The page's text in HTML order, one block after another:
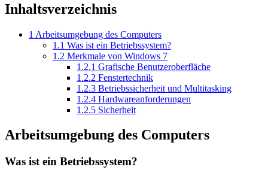
Inhaltsverzeichnis
1 Arbeitsumgebung des Computers
1.1 Was ist ein Betriebssystem?
1.2 Merkmale von Windows 7
1.2.1 Grafische Benutzeroberfläche
1.2.2 Fenstertechnik
1.2.3 Betriebssicherheit und Multitasking
1.2.4 Hardwareanforderungen
1.2.5 Sicherheit
Arbeitsumgebung des Computers
Was ist ein Betriebssystem?